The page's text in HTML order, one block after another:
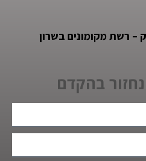
– רשת מקומונים בשרון
בהקדם